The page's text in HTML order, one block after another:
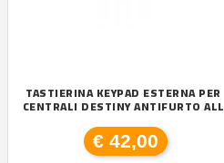
TASTIERINA KEYPAD ESTERNA PER
CENTRALI DESTINY ANTIFURTO ALL
€ 42,00